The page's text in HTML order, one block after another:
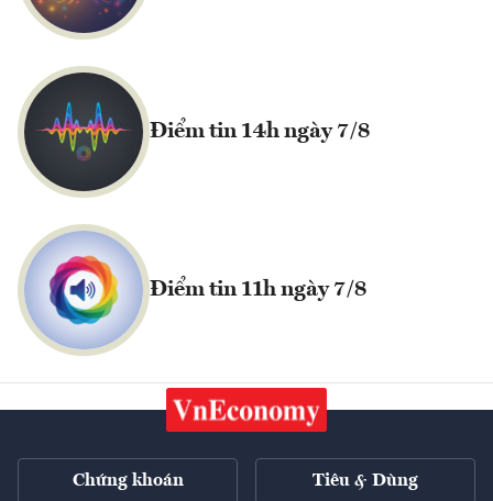
Điểm tin 14h ngày 7/8
Điểm tin 11h ngày 7/8
Chứng khoán Tiêu & Dùng